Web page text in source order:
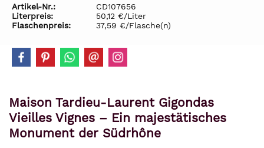
Artikel-Nr.:
CD107656
Literpreis:
50,12 €/Liter
Flaschenpreis:
37,59 €/Flasche(n)
Maison Tardieu-Laurent Gigondas
Vieilles Vignes – Ein majestätisches
Monument der Südrhône